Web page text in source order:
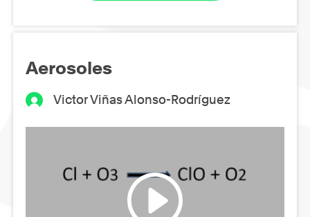
Aerosoles
Victor Viñas Alonso-Rodríguez